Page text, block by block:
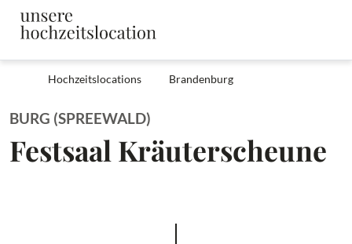
Hochzeitslocations Brandenburg
BURG (SPREEWALD)
Festsaal Kräuterscheune